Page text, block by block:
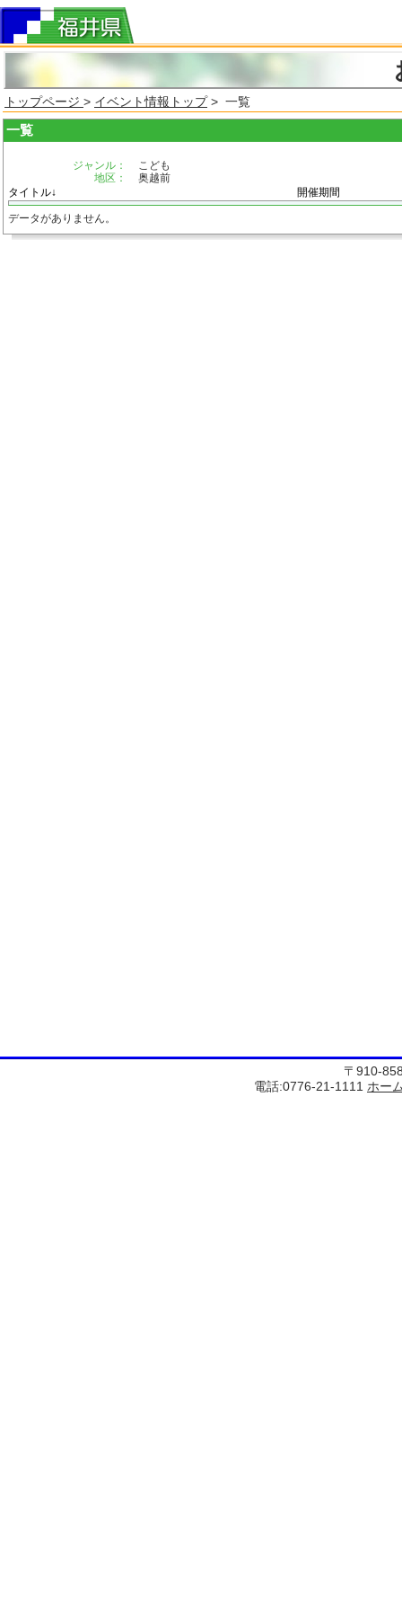
トップページ > イベント情報トップ> 一覧
一覧
ジャンル：
こども
地区：
奥越前
タイトル↓
開催期間
データがありません。
〒910-
電話:0776-21-1111 ホー